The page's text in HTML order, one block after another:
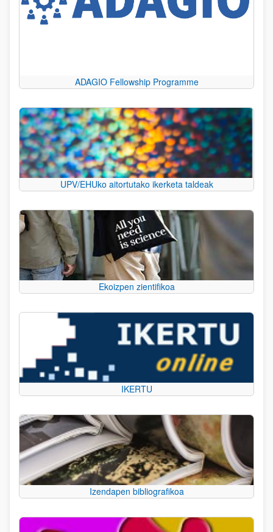
ADAGIO Fellowship Programme
UPV/EHUko aitortutako ikerketa taldeak
Ekoizpen zientifikoa
IKERTU
Izendapen bibliografikoa